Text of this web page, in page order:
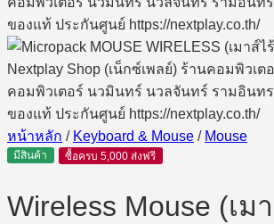
หน้าหลัก / Keyboard & Mouse / Mouse
มีสินค้า ซื้อครบ 5,000 ส่งฟรี
Wireless Mouse (เม